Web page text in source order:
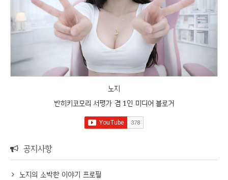
노지
반히키코모리 서평가 겸 1인 미디어 블로거
공지사항
노지의 소박한 이야기 프로필